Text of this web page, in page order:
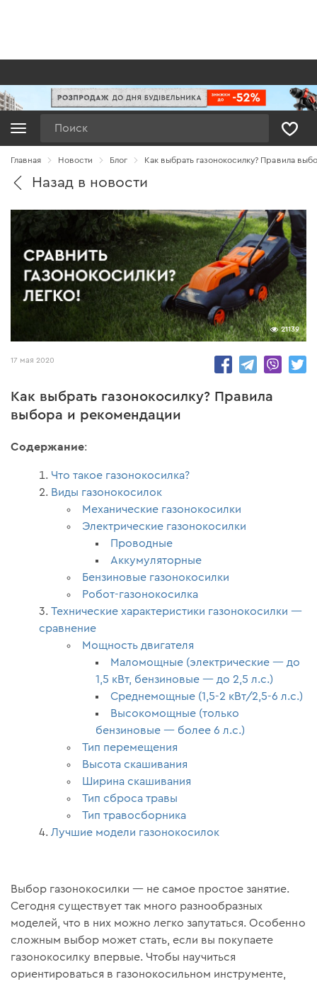
Главная Новости Блог Как выбрать газонокосилку? Правила
Назад в новости
21139
17 мая 2020
Как выбрать газонокосилку? Правила
выбора и рекомендации
Содержание:
Что такое газонокосилка?
Виды газонокосилок
Механические газонокосилки
Электрические газонокосилки
Проводные
Аккумуляторные
Бензиновые газонокосилки
Робот-газонокосилка
Технические характеристики газонокосилки —
сравнение
Мощность двигателя
Маломощные (электрические — до
1,5 кВт, бензиновые — до 2,5 л.c.)
Среднемощные (1,5-2 кВт/2,5-6 л.с.)
Высокомощные (только
бензиновые — более 6 л.с.)
Тип перемещения
Высота скашивания
Ширина скашивания
Тип сброса травы
Тип травосборника
Лучшие модели газонокосилок
Выбор газонокосилки — не самое простое занятие.
Сегодня существует так много разнообразных
моделей, что в них можно легко запутаться. Особенно
сложным выбор может стать, если вы покупаете
газонокосилку впервые. Чтобы научиться
ориентироваться в газонокосильном инструменте,